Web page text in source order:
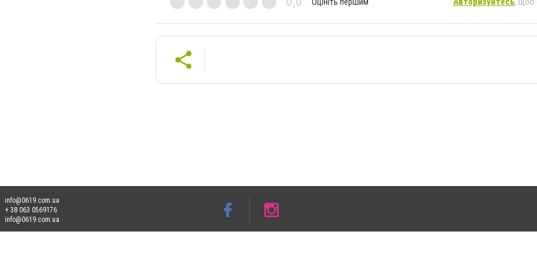
info@0619.com.ua
+ 38 063 0569176
info@0619.com.ua